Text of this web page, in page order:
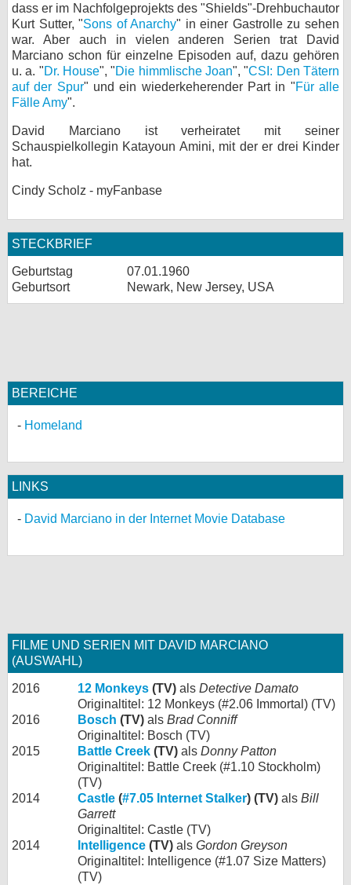
dass er im Nachfolgeprojekts des "Shields"-Drehbuchautor
Kurt Sutter, "Sons of Anarchy" in einer Gastrolle zu sehen
war. Aber auch in vielen anderen Serien trat David
Marciano schon für einzelne Episoden auf, dazu gehören
u. a. "Dr. House", "Die himmlische Joan", "CSI: Den Tätern
auf der Spur" und ein wiederkeherender Part in "Für alle
Fälle Amy".
David Marciano ist verheiratet mit seiner
Schauspielkollegin Katayoun Amini, mit der er drei Kinder
hat.
Cindy Scholz - myFanbase
STECKBRIEF
Geburtstag
07.01.1960
Geburtsort
Newark, New Jersey, USA
BEREICHE
Homeland
LINKS
David Marciano in der Internet Movie Database
FILME UND SERIEN MIT DAVID MARCIANO
(AUSWAHL)
2016 12 Monkeys (TV) als Detective Damato
Originaltitel: 12 Monkeys (#2.06 Immortal) (TV)
2016
Bosch (TV) als Brad Conniff
Originaltitel: Bosch (TV)
2015
Battle Creek (TV) als Donny Patton
Originaltitel: Battle Creek (#1.10 Stockholm)
(TV)
2014
Castle (#7.05 Internet Stalker) (TV) als Bill
Garrett
Originaltitel: Castle (TV)
2014
Intelligence (TV) als Gordon Greyson
Originaltitel: Intelligence (#1.07 Size Matters)
(TV)